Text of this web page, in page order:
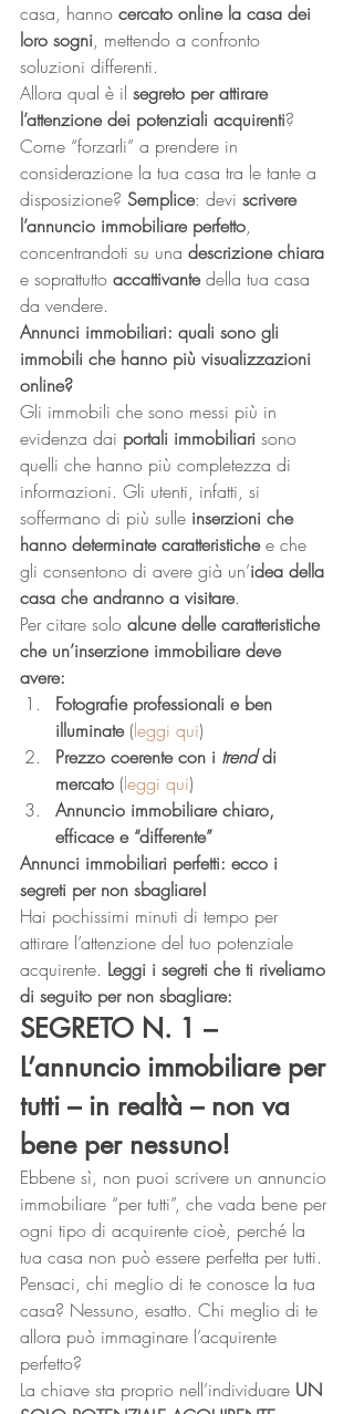
casa, hanno cercato online la casa dei
loro sogni, mettendo a confronto
soluzioni differenti.
Allora qual è il segreto per attirare
l’attenzione dei potenziali acquirenti?
Come “forzarli” a prendere in
considerazione la tua casa tra le tante a
disposizione? Semplice: devi scrivere
l’annuncio immobiliare perfetto,
concentrandoti su una descrizione chiara
e soprattutto accattivante della tua casa
da vendere.
Annunci immobiliari: quali sono gli
immobili che hanno più visualizzazioni
online?
Gli immobili che sono messi più in
evidenza dai portali immobiliari sono
quelli che hanno più completezza di
informazioni. Gli utenti, infatti, si
soffermano di più sulle inserzioni che
hanno determinate caratteristiche e che
gli consentono di avere già un’idea della
casa che andranno a visitare.
Per citare solo alcune delle caratteristiche
che un’inserzione immobiliare deve
avere:
Fotografie professionali e ben
illuminate (leggi qui)
Prezzo coerente con i trend di
mercato (leggi qui)
Annuncio immobiliare chiaro,
efficace e “differente”
Annunci immobiliari perfetti: ecco i
segreti per non sbagliare!
Hai pochissimi minuti di tempo per
attirare l’attenzione del tuo potenziale
acquirente. Leggi i segreti che ti riveliamo
di seguito per non sbagliare:
SEGRETO N. 1 –
L’annuncio immobiliare per
tutti – in realtà – non va
bene per nessuno!
Ebbene sì, non puoi scrivere un annuncio
immobiliare “per tutti”, che vada bene per
ogni tipo di acquirente cioè, perché la
tua casa non può essere perfetta per tutti.
Pensaci, chi meglio di te conosce la tua
casa? Nessuno, esatto. Chi meglio di te
allora può immaginare l’acquirente
perfetto?
La chiave sta proprio nell’individuare UN